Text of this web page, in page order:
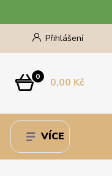
Přihlášení
0 0,00 Kč
VÍCE